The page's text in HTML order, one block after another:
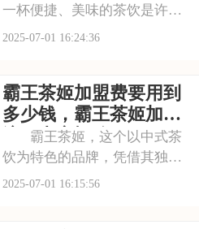
一杯便捷、美味的茶饮是许多
人日常的必需品。古茗以其独
择。走进古茗的店铺，那浓郁
的茶香与清新的果香交织，让
人瞬间放松身心。那么
2025-07-01 16:24:36
霸王茶姬加盟费要用到
多少钱，霸王茶姬加盟
流程内容概览
霸王茶姬，这个以中式茶
饮为特色的品牌，凭借其独特
的口感和深厚的文化底蕴，赢
2025-07-01 16:15:56